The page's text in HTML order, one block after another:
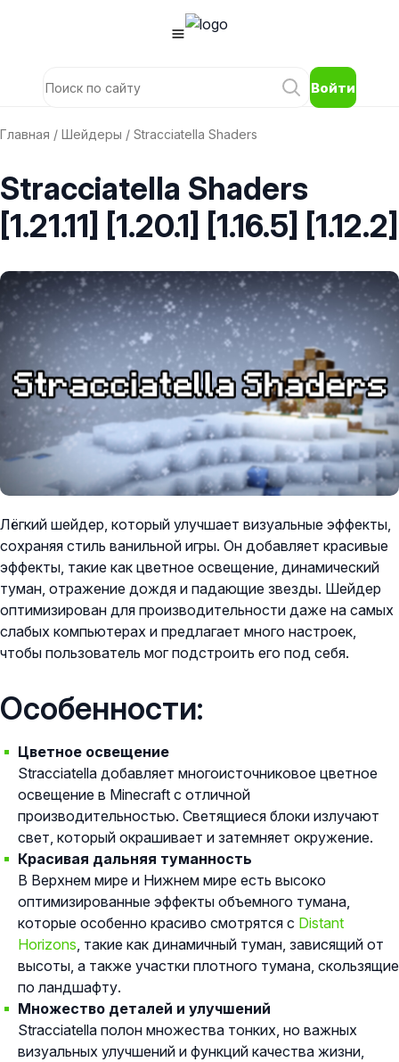
Войти
Главная / Шейдеры / Stracciatella Shaders
Stracciatella Shaders
[1.21.11] [1.20.1] [1.16.5] [1.12.2]
Лёгкий шейдер, который улучшает визуальные эффекты,
сохраняя стиль ванильной игры. Он добавляет красивые
эффекты, такие как цветное освещение, динамический
туман, отражение дождя и падающие звезды. Шейдер
оптимизирован для производительности даже на самых
слабых компьютерах и предлагает много настроек,
чтобы пользователь мог подстроить его под себя.
Особенности:
Цветное освещение
Stracciatella добавляет многоисточниковое цветное
освещение в Minecraft с отличной
производительностью. Светящиеся блоки излучают
свет, который окрашивает и затемняет окружение.
Красивая дальняя туманность
В Верхнем мире и Нижнем мире есть высоко
оптимизированные эффекты объемного тумана,
которые особенно красиво смотрятся с Distant
Horizons , такие как динамичный туман, зависящий от
высоты, а также участки плотного тумана, скользящие
по ландшафту.
Множество деталей и улучшений
Stracciatella полон множества тонких, но важных
визуальных улучшений и функций качества жизни,